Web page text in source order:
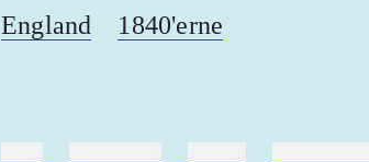
England 1840'erne